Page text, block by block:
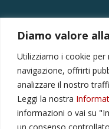
Diamo valore
Utilizziamo i cookie per
navigazione, offrirti
analizzare il nostro
Leggi la nostra
informazioni o vai su
un consenso
Via Provinciale
Raffaele +39
Dal lunedì al